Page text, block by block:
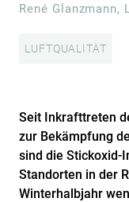
René Glanzmann,
LUFTQUALITÄT
Seit Inkrafttreten
zur Bekämpfung
sind die Stickoxid-
Standorten in der
Winterhalbjahr